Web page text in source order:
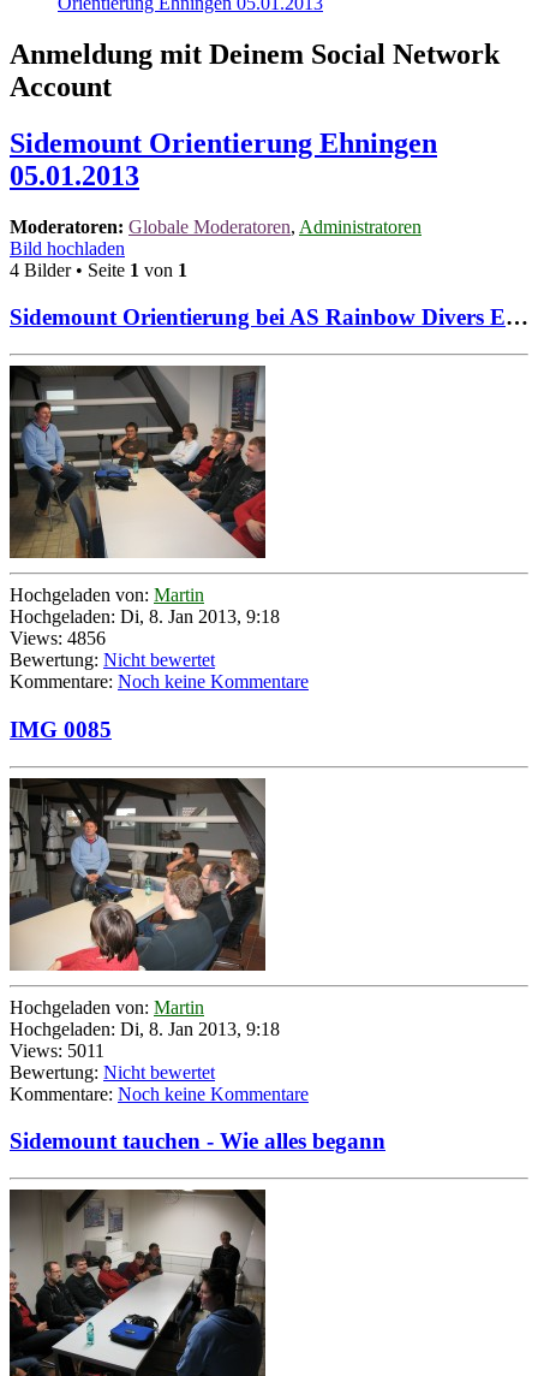
Anmeldung mit Deinem Social Network
Account
Sidemount Orientierung Ehningen
05.01.2013
Moderatoren: Globale Moderatoren, Administratoren
Bild hochladen
4 Bilder • Seite 1 von 1
Sidemount Orientierung bei AS Rainbow Divers Ehningen
Hochgeladen von: Martin
Hochgeladen: Di, 8. Jan 2013, 9:18
Views: 4856
Bewertung: Nicht bewertet
Kommentare: Noch keine Kommentare
IMG 0085
Hochgeladen von: Martin
Hochgeladen: Di, 8. Jan 2013, 9:18
Views: 5011
Bewertung: Nicht bewertet
Kommentare: Noch keine Kommentare
Sidemount tauchen - Wie alles begann